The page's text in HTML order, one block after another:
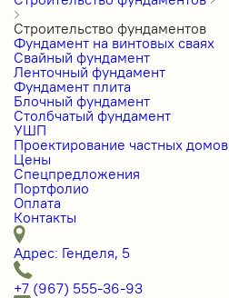
Строительство фундаментов
Фундамент на винтовых сваях
Свайный фундамент
Ленточный фундамент
Фундамент плита
Блочный фундамент
Столбчатый фундамент
УШП
Проектирование частных домов
Цены
Спецпредложения
Портфолио
Оплата
Контакты
Адрес: Генделя, 5
+7 (967) 555-36-93